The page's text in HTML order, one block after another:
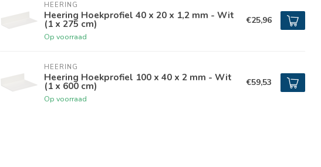
HEERING
Heering Hoekprofiel 40 x 20 x 1,2 mm - Wit
(1 x 275 cm)
Op voorraad
€25,96
HEERING
Heering Hoekprofiel 100 x 40 x 2 mm - Wit
(1 x 600 cm)
Op voorraad
€59,53